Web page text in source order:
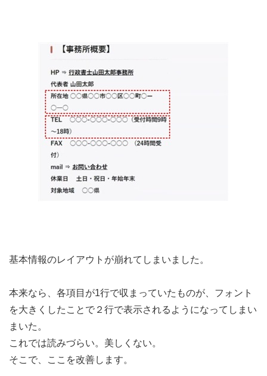
基本情報のレイアウトが崩れてしまいました。
本来なら、各項目が1行で収まっていたものが、フォント
を大きくしたことで２行で表示されるようになってしまい
まいた。
これでは読みづらい。美しくない。
そこで、ここを改善します。